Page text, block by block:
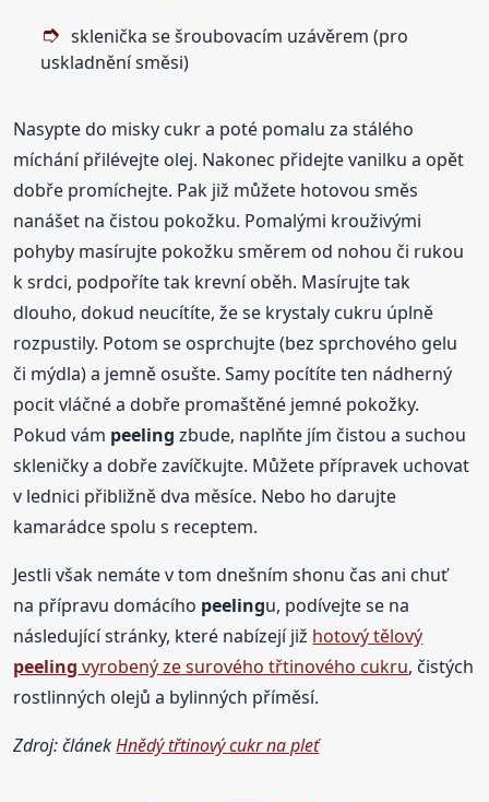
sklenička se šroubovacím uzávěrem (pro
uskladnění směsi)
Nasypte do misky cukr a poté pomalu za stálého
míchání přilévejte olej. Nakonec přidejte vanilku a opět
dobře promíchejte. Pak již můžete hotovou směs
nanášet na čistou pokožku. Pomalými krouživými
pohyby masírujte pokožku směrem od nohou či rukou
k srdci, podpoříte tak krevní oběh. Masírujte tak
dlouho, dokud neucítíte, že se krystaly cukru úplně
rozpustily. Potom se osprchujte (bez sprchového gelu
či mýdla) a jemně osušte. Samy pocítíte ten nádherný
pocit vláčné a dobře promaštěné jemné pokožky.
Pokud vám peeling zbude, naplňte jím čistou a suchou
skleničky a dobře zavíčkujte. Můžete přípravek uchovat
v lednici přibližně dva měsíce. Nebo ho darujte
kamarádce spolu s receptem.
Jestli však nemáte v tom dnešním shonu čas ani chuť
na přípravu domácího peelingu, podívejte se na
následující stránky, které nabízejí již hotový tělový
peeling vyrobený ze surového třtinového cukru, čistých
rostlinných olejů a bylinných příměsí.
Zdroj: článekHnědý třtinový cukr na pleť